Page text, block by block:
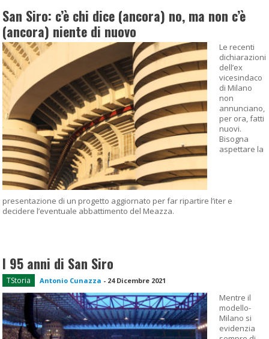
San Siro: c’è chi dice (ancora) no, ma non c’è
(ancora) niente di nuovo
Le recenti
dichiarazioni
dell’ex
vicesindaco
di Milano
non
annunciano,
per ora, fatti
nuovi.
Bisogna
aspettare la
presentazione di un progetto aggiornato per far ripartire l’iter e
decidere l’eventuale abbattimento del Meazza.
I 95 anni di San Siro
TStoria Antonio Cunazza - 24 Dicembre 2021
Mentre il
modello-
Milano si
evidenzia